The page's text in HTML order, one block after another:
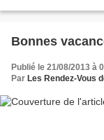
Bonnes
Publié le 21/08/2013 à
Par Les Rendez-Vous